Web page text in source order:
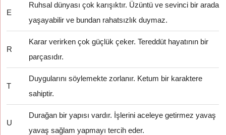
E
Ruhsal dünyası çok karışıktır. Üzüntü ve sevinci bir arada
yaşayabilir ve bundan rahatsızlık duymaz.
R
Karar verirken çok güçlük çeker. Tereddüt hayatının bir
parçasıdır.
T
Duygularını söylemekte zorlanır. Ketum bir karaktere
sahiptir.
U
Durağan bir yapısı vardır. İşlerini aceleye getirmez yavaş
yavaş sağlam yapmayı tercih eder.